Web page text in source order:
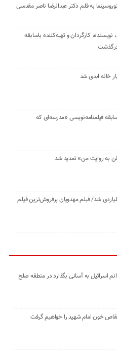
به قلم دکتر عبدالرضا ناصر مقدسی
کارگردان و تهیه‌کننده باسابقه
درگذشت
خانه ابدی شد
فیلمنامه‌نویسی «مدرسه‌ای که
به روایت من» تمدید شد
شد/ فیلم مهدویان پرفروش‌ترین فیلم
اسرائیل به آسانی بگذارد در منطقه صلح
خون امام شهید را خواهیم گرفت